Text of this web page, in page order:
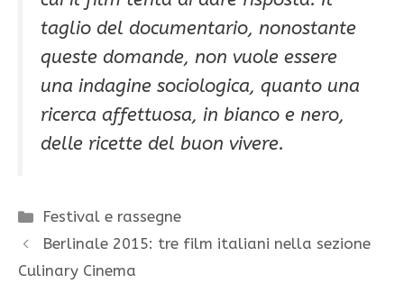
taglio del documentario, nonostante
queste domande, non vuole essere
una indagine sociologica, quanto una
ricerca affettuosa, in bianco e nero,
delle ricette del buon vivere.
Categorie
Festival e rassegne
Berlinale 2015: tre film italiani nella sezione
Culinary Cinema